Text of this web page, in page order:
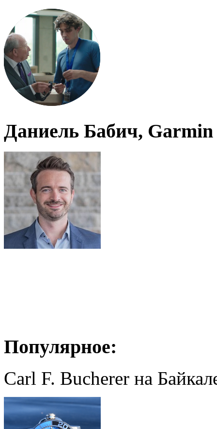
Даниель Бабич, Garmin
Популярное:
Carl F. Bucherer на